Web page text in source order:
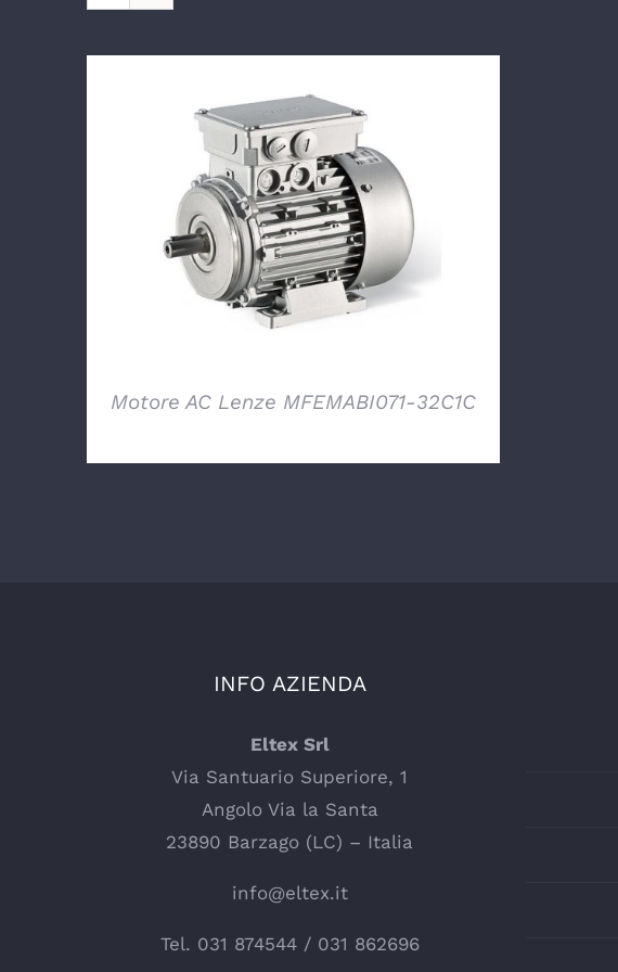
DETTAGLI
Motore AC Lenze MFEMABI071-32C1C
INFO AZIENDA
Eltex Srl
Via Santuario Superiore, 1
Angolo Via la Santa
23890 Barzago (LC) – Italia
info@eltex.it
Tel. 031 874544/ 031 862696